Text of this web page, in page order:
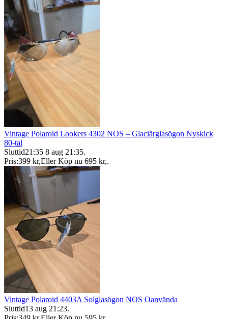
Vintage Polaroid Lookers 4302 NOS – Glaciärglasögon Nyskick
80-tal
Sluttid21:35 8 aug 21:35.
Pris:399 kr,Eller Köp nu 695 kr,.
​Vintage Polaroid 4403A Solglasögon NOS Oanvända
Sluttid13 aug 21:23.